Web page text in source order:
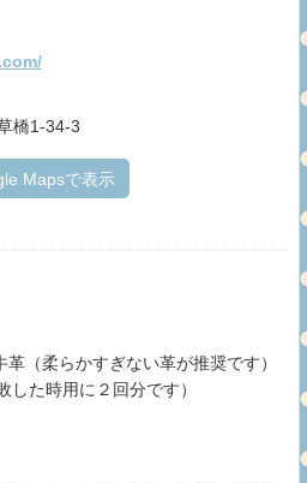
橋1-34-3
Mapsで表示
（柔らかすぎない革が推奨です）
た時用に２回分です）